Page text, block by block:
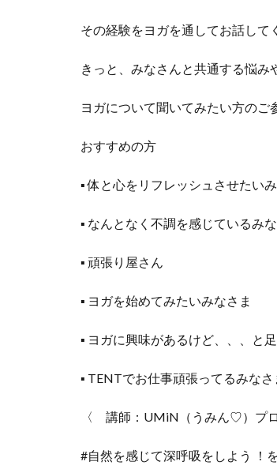
その経験をヨガを通してお話して
きっと、みなさんと共通する悩
ヨガについて聞いてみたい方のご
おすすめの方
▪︎ 体と心をリフレッシュさせたい
▪︎ なんとなく不調を感じているみ
▪︎ 頑張り屋さん
▪︎ ヨガを始めてみたいみなさま
▪︎ ヨガに興味があるけど、、、と
▪︎ TENTでお仕事頑張ってるみなさ
〈 講師：UMiN（うみん♡）プ
#自然を感じて深呼吸をしよう ！